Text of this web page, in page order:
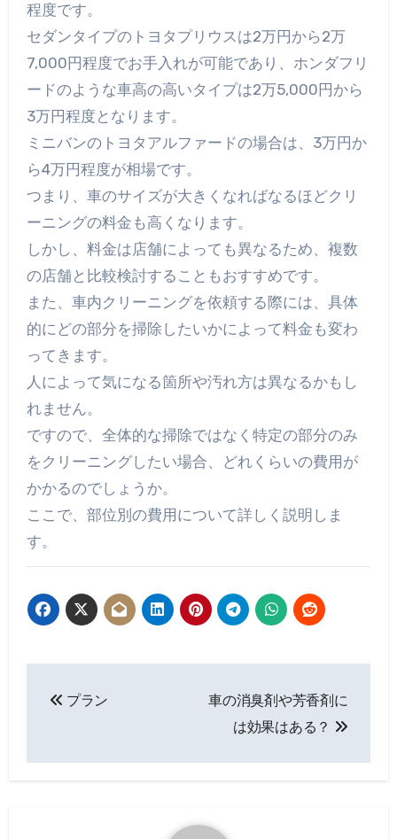
程度です。
セダンタイプのトヨタプリウスは2万円から2万
7,000円程度でお手入れが可能であり、ホンダフリ
ードのような車高の高いタイプは2万5,000円から
3万円程度となります。
ミニバンのトヨタアルファードの場合は、3万円か
ら4万円程度が相場です。
つまり、車のサイズが大きくなればなるほどクリ
ーニングの料金も高くなります。
しかし、料金は店舗によっても異なるため、複数
の店舗と比較検討することもおすすめです。
また、車内クリーニングを依頼する際には、具体
的にどの部分を掃除したいかによって料金も変わ
ってきます。
人によって気になる箇所や汚れ方は異なるかもし
れません。
ですので、全体的な掃除ではなく特定の部分のみ
をクリーニングしたい場合、どれくらいの費用が
かかるのでしょうか。
ここで、部位別の費用について詳しく説明しま
す。
プラン
車の消臭剤や芳香剤に
は効果はある？